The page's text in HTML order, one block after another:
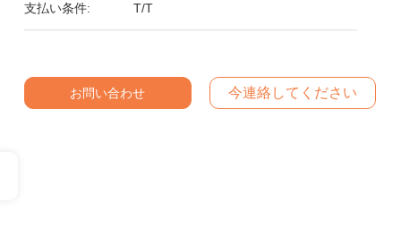
支払い条件: T/T
お問い合わせ 今連絡してください